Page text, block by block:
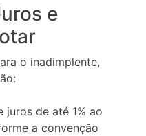
e
o inadimplente,
juros de até 1% ao
a convenção